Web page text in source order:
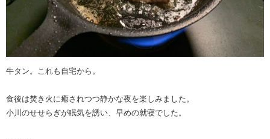
牛タン。これも自宅から。
食後は焚き火に癒されつつ静かな夜を楽しみました。
小川のせせらぎが眠気を誘い、早めの就寝でした。